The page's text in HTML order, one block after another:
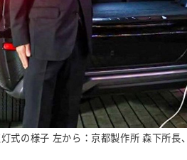
灯式の様子 左から：京都製作所 森下所長、